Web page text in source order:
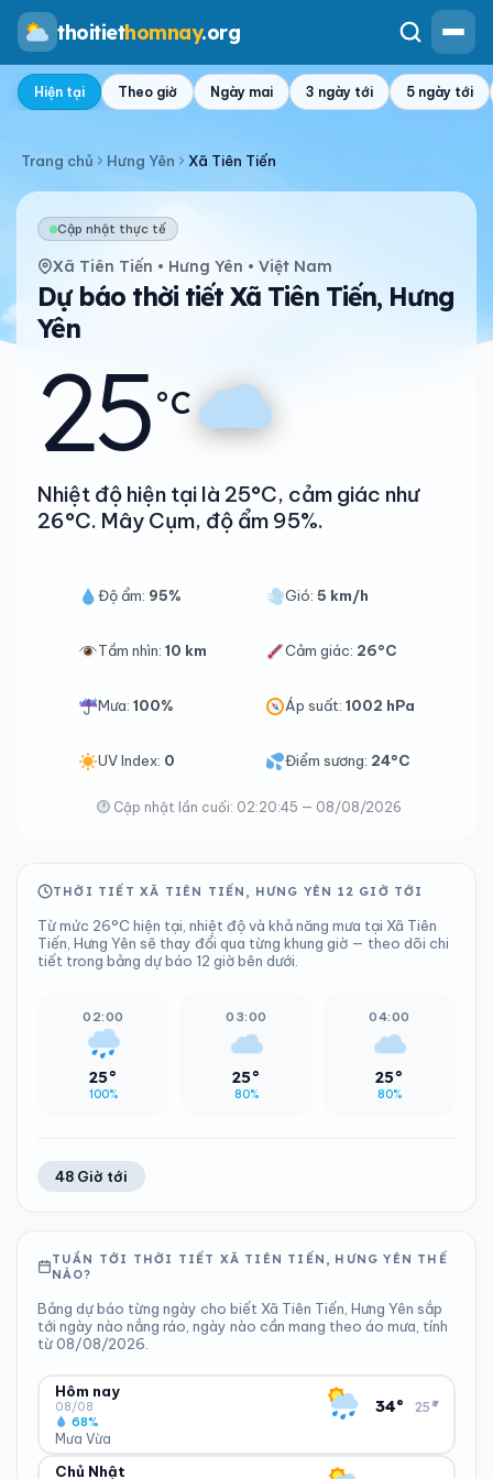
thoitiethomnay.org
Hiện tại Theo giờ Ngày mai 3 ngày tới 5 ngày tới
Trang chủ Hưng Yên Xã Tiên Tiến
Cập nhật thực tế
Xã Tiên Tiến • Hưng Yên • Việt Nam
Dự báo thời tiết Xã Tiên Tiến, Hưng
Yên
25°C
Nhiệt độ hiện tại là 25°C, cảm giác như
26°C. Mây Cụm, độ ẩm 95%.
Độ ẩm: 95% Gió:5 km/h
Tầm nhìn: 10 km Cảm giác: 26°C
Mưa: 100% Áp suất:1002 hPa
UV Index: 0 Điểm sương: 24°C
Cập nhật lần cuối: 02:20:45 — 08/08/2026
THỜI TIẾT XÃ TIÊN TIẾN, HƯNG YÊN 12 GIỜ TỚI
Từ mức 26°C hiện tại, nhiệt độ và khả năng mưa tại Xã Tiên
Tiến, Hưng Yên sẽ thay đổi qua từng khung giờ — theo dõi chi
tiết trong bảng dự báo 12 giờ bên dưới.
02:00
25°
100%
03:00
25°
80%
04:00
25°
80%
48 Giờ tới
TUẦN TỚI THỜI TIẾT XÃ TIÊN TIẾN, HƯNG YÊN THẾ
NÀO?
Bảng dự báo từng ngày cho biết Xã Tiên Tiến, Hưng Yên sắp
tới ngày nào nắng ráo, ngày nào cần mang theo áo mưa, tính
từ 08/08/2026.
Hôm nay
08/08
Mưa Vừa
68%
34° 25°
▾
ĐỘ ẨM
Chủ Nhật